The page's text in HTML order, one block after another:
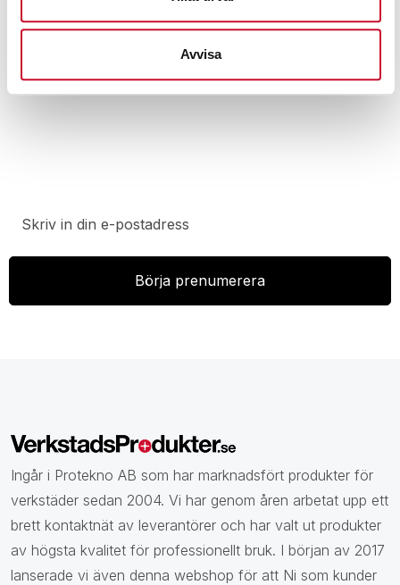
Avvisa
Ingår i Protekno AB som har marknadsfört produkter för
verkstäder sedan 2004. Vi har genom åren arbetat upp ett
brett kontaktnät av leverantörer och har valt ut produkter
av högsta kvalitet för professionellt bruk. I början av 2017
lanserade vi även denna webshop för att Ni som kunder